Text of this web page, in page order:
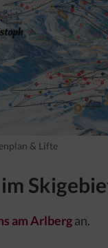
& Lifte
am Arlbergan.